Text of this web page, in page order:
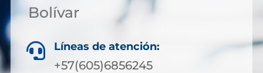
Bolívar
 Líneas de atención:
+57(605)6856245